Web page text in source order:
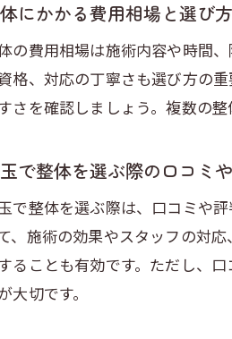
にかかる費用相場と選び
の費用相場は施術内容や時間
格、対応の丁寧さも選び方の
さを確認しましょう。複数の
で整体を選ぶ際の口コミ
で整体を選ぶ際は、口コミや
、施術の効果やスタッフの対
ることも有効です。ただし、
大切です。